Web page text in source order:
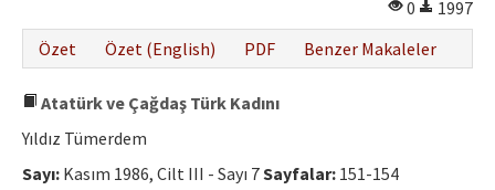
İletişim
0
1997
Özet
Özet (English) PDF Benzer Makaleler
Atatürk ve Çağdaş Türk Kadını
Yıldız Tümerdem
Sayı: Kasım 1986, Cilt III - Sayı 7Sayfalar: 151-154